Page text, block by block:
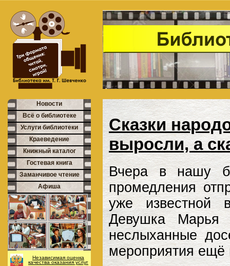
Сказки
выросли, а
Вчера в нашу
промедления
уже известной
Девушка Марья
неслыханные
мероприятия ещё
Новости
Всё о библиотеке
Услуги библиотеки
Краеведение
Книжный каталог
Гостевая книга
Заманчивое чтение
Афиша
Независимая оценка
качества оказания услуг